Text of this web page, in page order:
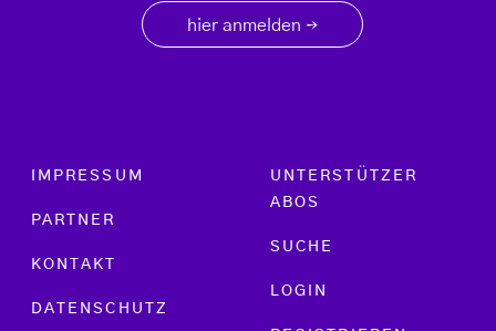
hier anmelden →
Footer menu
IMPRESSUM
PARTNER
KONTAKT
DATENSCHUTZ
UNTERSTÜTZER
ABOS
SUCHE
LOGIN